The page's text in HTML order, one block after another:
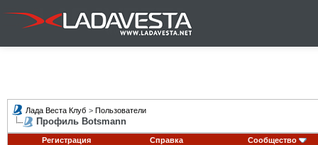
Лада Веста Клуб > Пользователи
Профиль Botsmann
Регистрация Справка Сообщество